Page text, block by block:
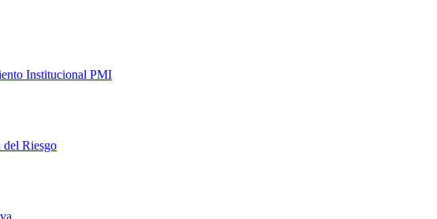
Institucional PMI
del Riesgo